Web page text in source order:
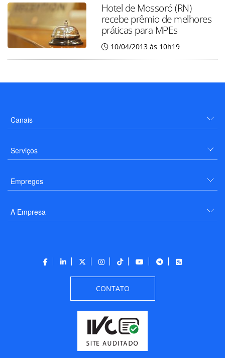
Hotel de Mossoró (RN)
recebe prêmio de melhores
práticas para MPEs
10/04/2013 às 10h19
Canais
Serviços
Empregos
A Empresa
CONTATO